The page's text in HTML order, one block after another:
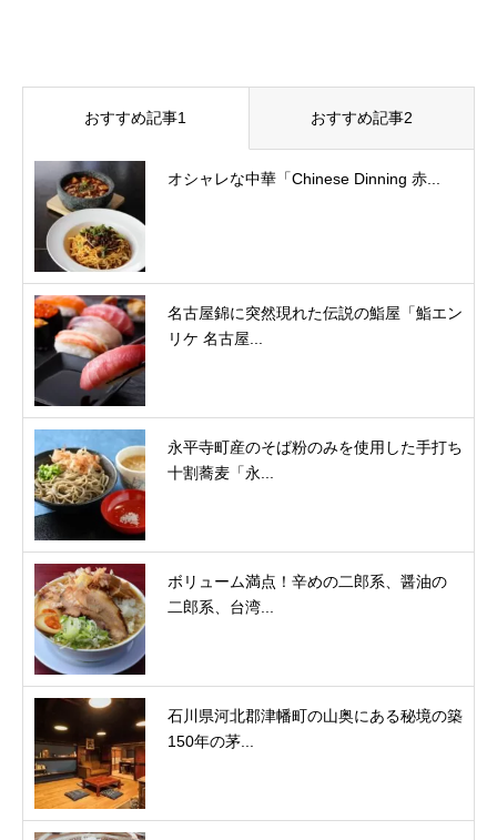
おすすめ記事1 おすすめ記事2
オシャレな中華「Chinese Dinning 赤...
名古屋錦に突然現れた伝説の鮨屋「鮨エン
リケ 名古屋...
永平寺町産のそば粉のみを使用した手打ち
十割蕎麦「永...
ボリューム満点！辛めの二郎系、醤油の
二郎系、台湾...
石川県河北郡津幡町の山奥にある秘境の築
150年の茅...